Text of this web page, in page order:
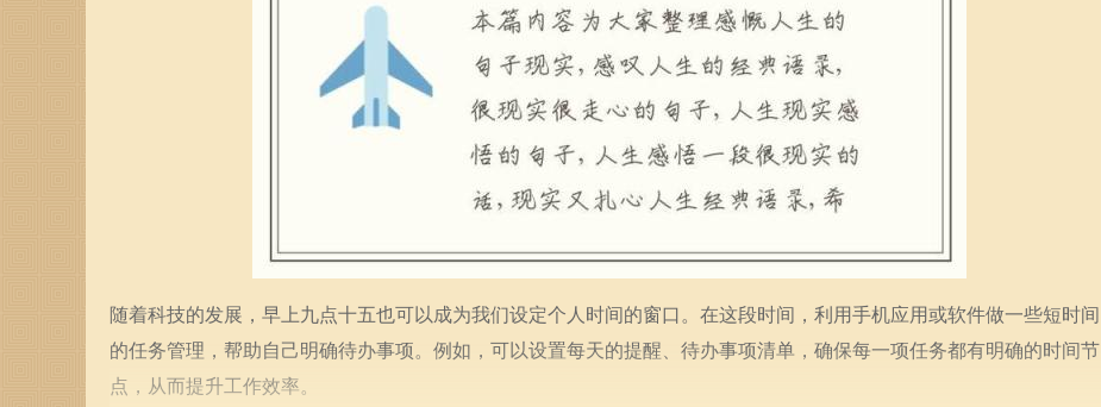
随着科技的发展，早上九点十五也可以成为我们设定个人时间的窗口。在这段时间，利用手机应用或软件做一些短时间
的任务管理，帮助自己明确待办事项。例如，可以设置每天的提醒、待办事项清单，确保每一项任务都有明确的时间节
点，从而提升工作效率。